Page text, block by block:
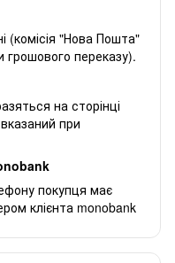
(комісія "Нова Пошта"
грошового переказу).
на сторінці
при
покупця має
клієнта monobank